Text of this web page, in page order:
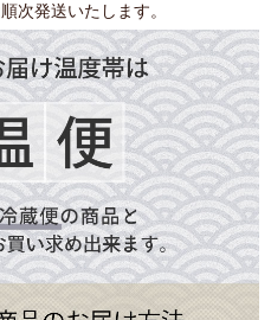
次発送いたします。